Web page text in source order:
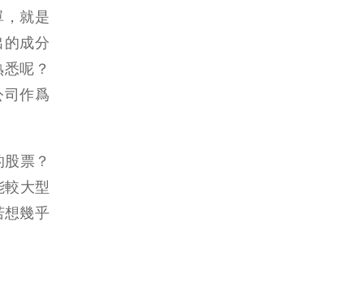
，就是
的成分
呢？
司作爲
票？
大型
想幾乎